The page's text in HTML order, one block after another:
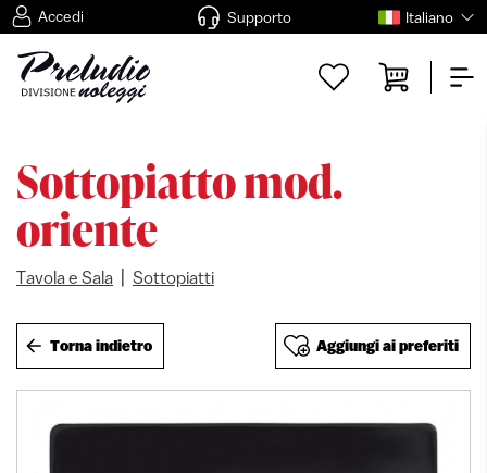
Accedi Supporto Italiano
Sottopiatto mod.
oriente
Tavola e Sala Sottopiatti
Torna indietro Aggiungi ai preferiti